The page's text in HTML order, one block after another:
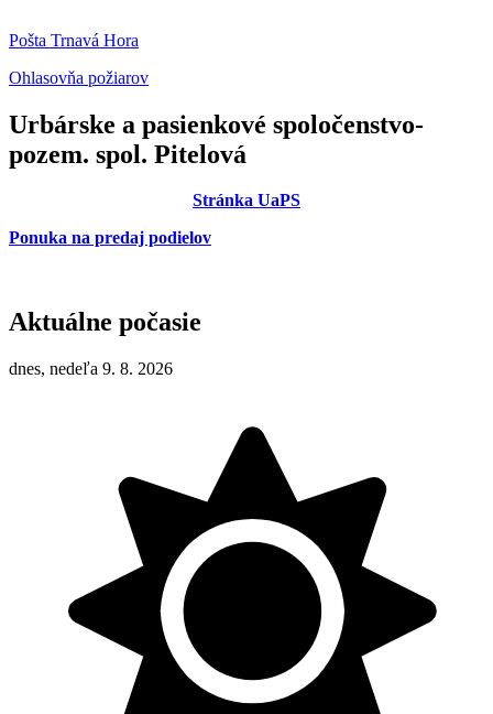
Pošta Trnavá Hora
Ohlasovňa požiarov
Urbárske a pasienkové spoločenstvo-
pozem. spol. Pitelová
Stránka UaPS
Ponuka na predaj podielov
Aktuálne počasie
dnes, nedeľa 9. 8. 2026